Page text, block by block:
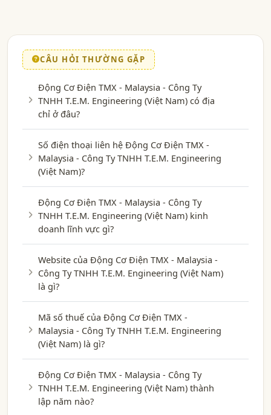
CÂU HỎI THƯỜNG GẶP
Động Cơ Điện TMX - Malaysia - Công Ty
TNHH T.E.M. Engineering (Việt Nam) có địa
chỉ ở đâu?
Số điện thoại liên hệ Động Cơ Điện TMX -
Malaysia - Công Ty TNHH T.E.M. Engineering
(Việt Nam)?
Động Cơ Điện TMX - Malaysia - Công Ty
TNHH T.E.M. Engineering (Việt Nam) kinh
doanh lĩnh vực gì?
Website của Động Cơ Điện TMX - Malaysia -
Công Ty TNHH T.E.M. Engineering (Việt Nam)
là gì?
Mã số thuế của Động Cơ Điện TMX -
Malaysia - Công Ty TNHH T.E.M. Engineering
(Việt Nam) là gì?
Động Cơ Điện TMX - Malaysia - Công Ty
TNHH T.E.M. Engineering (Việt Nam) thành
lập năm nào?